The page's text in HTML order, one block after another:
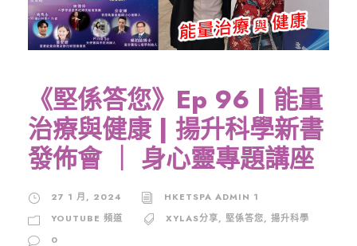
《堅係答您》Ep 96 | 能量
治療與健康 | 揚升科學新書
發佈會 ｜ 身心靈專題講座
27 1 月, 2024
HKETSPA ADMIN 1
YOUTUBE 頻道
XYLAS分享, 堅係答您, 揚升科學
0